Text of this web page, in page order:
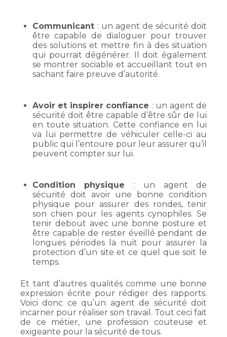
Communicant : un agent de sécurité doit
être capable de dialoguer pour trouver
des solutions et mettre fin à des situation
qui pourrait dégénérer. Il doit également
se montrer sociable et accueillant tout en
sachant faire preuve d’autorité.
Avoir et inspirer confiance : un agent de
sécurité doit être capable d’être sûr de lui
en toute situation. Cette confiance en lui
va lui permettre de véhiculer celle-ci au
public qui l’entoure pour leur assurer qu’il
peuvent compter sur lui.
Condition physique : un agent de
sécurité doit avoir une bonne condition
physique pour assurer des rondes, tenir
son chien pour les agents cynophiles. Se
tenir debout avec une bonne posture et
être capable de rester éveillé pendant de
longues périodes la nuit pour assurer la
protection d’un site et ce quel que soit le
temps.
Et tant d’autres qualités comme une bonne
expression écrite pour rédiger des rapports.
Voici donc ce qu’un agent de sécurité doit
incarner pour réaliser son travail. Tout ceci fait
de ce métier, une profession couteuse et
exigeante pour la sécurité de tous.